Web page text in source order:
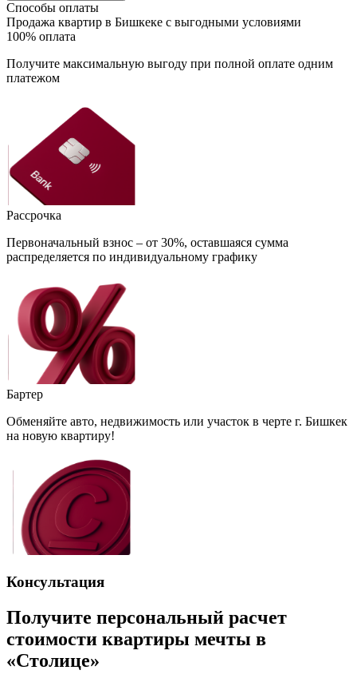
Способы оплаты
Продажа квартир в Бишкеке с выгодными условиями
100% оплата
Получите максимальную выгоду при полной оплате одним
платежом
Рассрочка
Первоначальный взнос – от 30%, оставшаяся сумма
распределяется по индивидуальному графику
Бартер
Обменяйте авто, недвижимость или участок в черте г. Бишкек
на новую квартиру!
Консультация
Получите персональный расчет
стоимости квартиры мечты в
«Столице»